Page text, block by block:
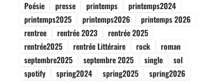
Poésie
presse printemps
printemps2024
printemps2025
printemps2026
printemps 2026
rentree
rentrée 2023
rentrée 2025
rentrée2025
rentrée Littéraire rock
roman
septembre2025
septembre 2025 single
sol
spotify
spring2024 spring2025
spring2026